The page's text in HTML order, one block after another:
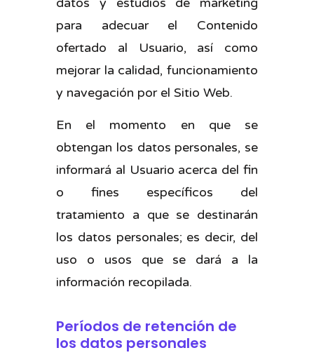
para adecuar el Contenido
ofertado al Usuario, así como
mejorar la calidad, funcionamiento
y navegación por el Sitio Web.
En el momento en que se
obtengan los datos personales, se
informará al Usuario acerca del fin
o fines específicos del
tratamiento a que se destinarán
los datos personales; es decir, del
uso o usos que se dará a la
información recopilada.
Períodos de retención de
los datos personales